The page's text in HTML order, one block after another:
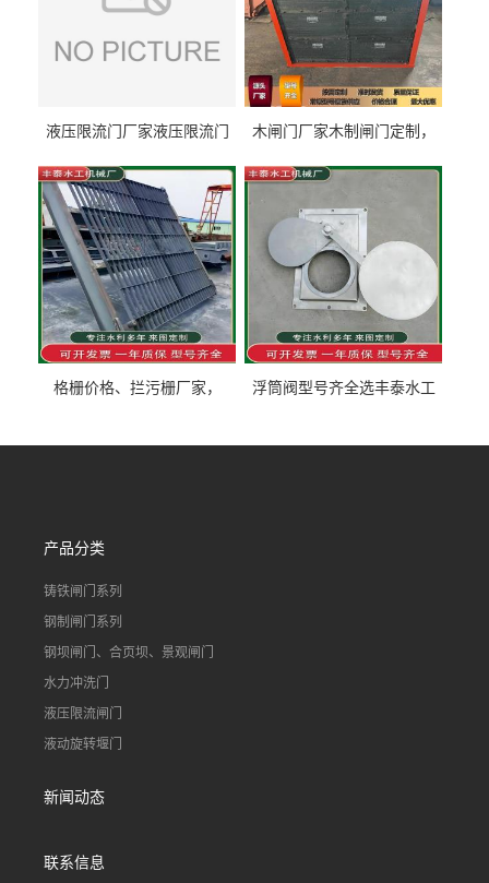
液压限流门厂家液压限流门
泰制造
木闸门厂家木制闸门定制，
型号齐全
格栅价格、拦污栅厂家，
浮筒阀型号齐全选丰泰水工
道水库电站污水处理钢制闸
产品分类
铸铁闸门系列
钢制闸门系列
钢坝闸门、合页坝、景观闸门
水力冲洗门
液压限流闸门
液动旋转堰门
新闻动态
联系信息